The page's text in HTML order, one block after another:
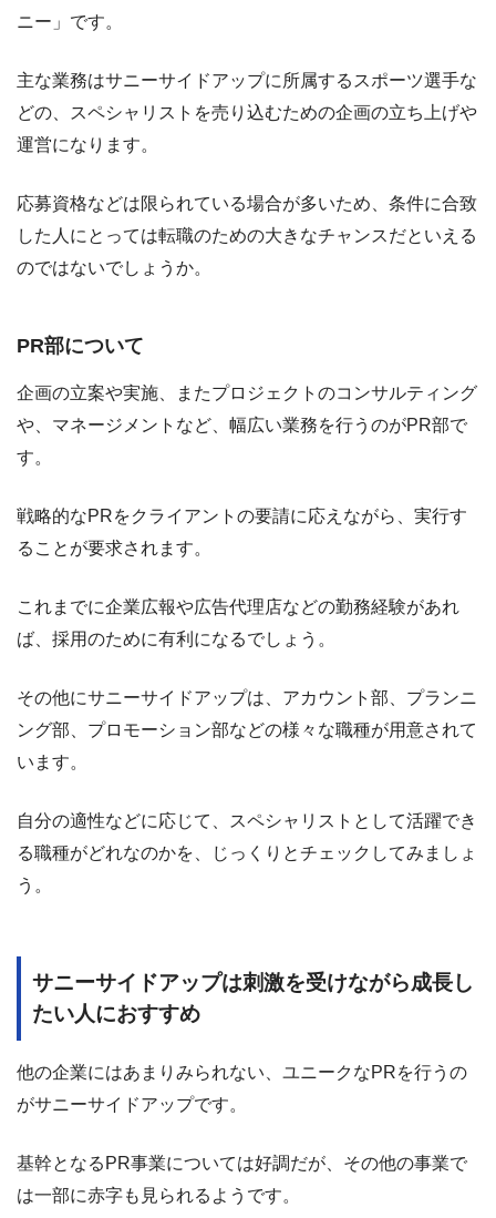
ニー」です。
主な業務はサニーサイドアップに所属するスポーツ選手な
どの、スペシャリストを売り込むための企画の立ち上げや
運営になります。
応募資格などは限られている場合が多いため、条件に合致
した人にとっては転職のための大きなチャンスだといえる
のではないでしょうか。
PR部について
企画の立案や実施、またプロジェクトのコンサルティング
や、マネージメントなど、幅広い業務を行うのがPR部で
す。
戦略的なPRをクライアントの要請に応えながら、実行す
ることが要求されます。
これまでに企業広報や広告代理店などの勤務経験があれ
ば、採用のために有利になるでしょう。
その他にサニーサイドアップは、アカウント部、プランニ
ング部、プロモーション部などの様々な職種が用意されて
います。
自分の適性などに応じて、スペシャリストとして活躍でき
る職種がどれなのかを、じっくりとチェックしてみましょ
う。
サニーサイドアップは刺激を受けながら成長し
たい人におすすめ
他の企業にはあまりみられない、ユニークなPRを行うの
がサニーサイドアップです。
基幹となるPR事業については好調だが、その他の事業で
は一部に赤字も見られるようです。